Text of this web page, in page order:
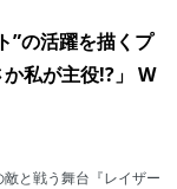
”の活躍を描くプ
私が主役!?」 W
と戦う舞台『レイザー